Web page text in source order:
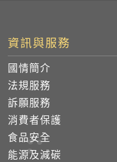
資訊與服務
國情簡介
法規服務
訴願服務
消費者保護
食品安全
能源及減碳